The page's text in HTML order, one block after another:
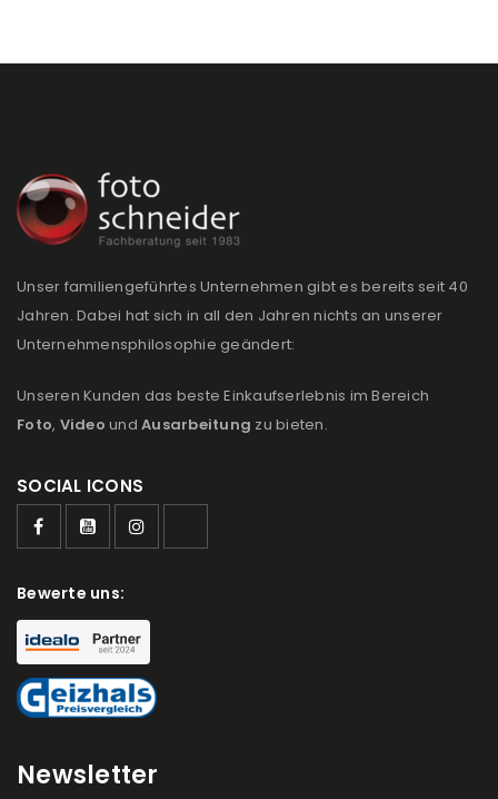
ANMELDEN
REGISTRIEREN
E-Mail-Adresse*
Ein Link zum Erstellen eines neuen Passworts wird an
deine E-Mail-Adresse gesendet.
Please select all the ways you would like to hear from
us
Ich stimme zu
Ja, ich möchte ein Kundenkonto eröffnen und
Unser familiengeführtes Unternehmen gibt es bereits seit 40
Jahren. Dabei hat sich in all den Jahren nichts an unserer
Unternehmensphilosophie geändert:
Unseren Kunden das beste Einkaufserlebnis im Bereich
Foto, Video und Ausarbeitung zu bieten.
SOCIAL ICONS
Bewerte uns:
Newsletter